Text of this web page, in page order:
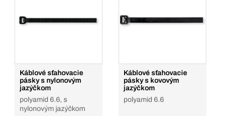
Množstvo
Pridať do košíka
Káblové sťahovacie
pásky s nylonovým
jazýčkom
polyamid 6.6, s
nylonovým jazýčkom
Káblové sťahovacie
pásky s kovovým
jazýčkom
polyamid 6.6